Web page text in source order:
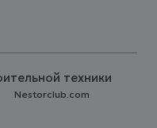
техники
Nestorclub.com